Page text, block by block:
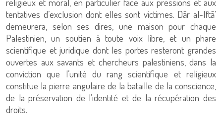
tentatives d’exclusion dont elles sont victimes. Dār al-Iftā’
demeurera, selon ses dires, une maison pour chaque
Palestinien, un soutien à toute voix libre, et un phare
scientifique et juridique dont les portes resteront grandes
ouvertes aux savants et chercheurs palestiniens, dans la
conviction que l’unité du rang scientifique et religieux
constitue la pierre angulaire de la bataille de la conscience,
de la préservation de l’identité et de la récupération des
droits.